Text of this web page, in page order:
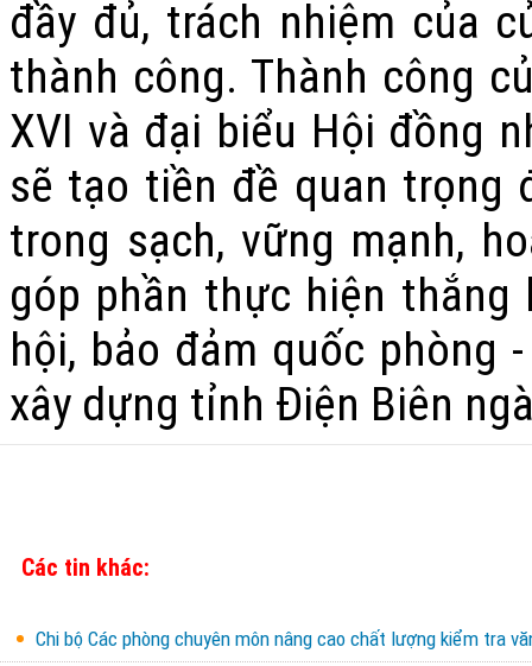
đầy đủ, trách nhiệm của
thành công. Thành công
XVI và đại biểu Hội đồng
sẽ tạo tiền đề quan trọng
trong sạch, vững mạnh,
góp phần thực hiện
hội, bảo đảm quốc phòng
xây dựng tỉnh Điện Biên
Các tin khác:
Chi bộ Các phòng chuyên môn nâng cao chất lượng kiểm tra